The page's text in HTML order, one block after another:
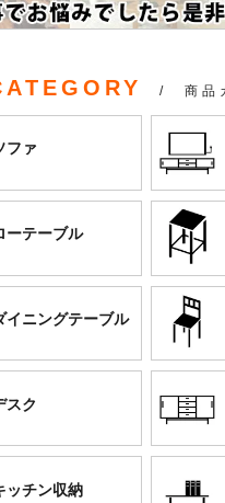
/ 商品カ
ファ
ーテーブル
イニングテーブル
スク
ッチン収納